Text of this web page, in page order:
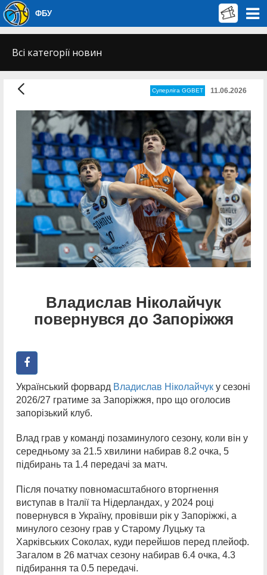
ФБУ
Всі категорії новин
Суперліга GGBET 11.06.2026
Владислав Ніколайчук
повернувся до Запоріжжя
Український форвард Владислав Ніколайчук у сезоні
2026/27 гратиме за Запоріжжя, про що оголосив
запорізький клуб.
Влад грав у команді позаминулого сезону, коли він у
середньому за 21.5 хвилини набирав 8.2 очка, 5
підбирань та 1.4 передачі за матч.
Після початку повномасштабного вторгнення
виступав в Італії та Нідерландах, у 2024 році
повернувся в Україну, провівши рік у Запоріжжі, а
минулого сезону грав у Старому Луцьку та
Харківських Соколах, куди перейшов перед плейоф.
Загалом в 26 матчах сезону набирав 6.4 очка, 4.3
підбирання та 0.5 передачі.